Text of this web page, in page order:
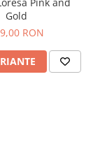
Pink and
Gold
RON